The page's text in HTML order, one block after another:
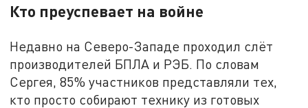
Кто преуспевает на войне
Недавно на Северо-Западе проходил слёт
производителей БПЛА и РЭБ. По словам
Сергея, 85% участников представляли тех,
кто просто собирают технику из готовых